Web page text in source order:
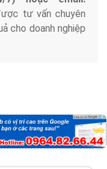
dịch vụ chất